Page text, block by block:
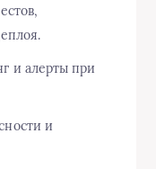
и алерты при
и